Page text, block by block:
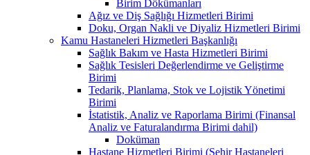
Birim Dökümanları
Ağız ve Diş Sağlığı Hizmetleri Birimi
Doku, Organ Nakli ve Diyaliz Hizmetleri Birimi
Kamu Hastaneleri Hizmetleri Başkanlığı
Sağlık Bakım ve Hasta Hizmetleri Birimi
Sağlık Tesisleri Değerlendirme ve Geliştirme
Birimi
Tedarik, Planlama, Stok ve Lojistik Yönetimi
Birimi
İstatistik, Analiz ve Raporlama Birimi (Finansal
Analiz ve Faturalandırma Birimi dahil)
Doküman
Hastane Hizmetleri Birimi (Şehir Hastaneleri